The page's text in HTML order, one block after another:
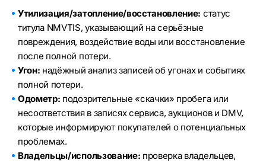
Утилизация/затопление/восстановление: статус
титула NMVTIS, указывающий на серьёзные
повреждения, воздействие воды или восстановление
после полной потери.
Угон: надёжный анализ записей об угонах и событиях
полной потери.
Одометр: подозрительные «скачки» пробега или
несоответствия в записях сервиса, аукционов и DMV,
которые информируют покупателей о потенциальных
проблемах.
Владельцы/использование: проверка владельцев,